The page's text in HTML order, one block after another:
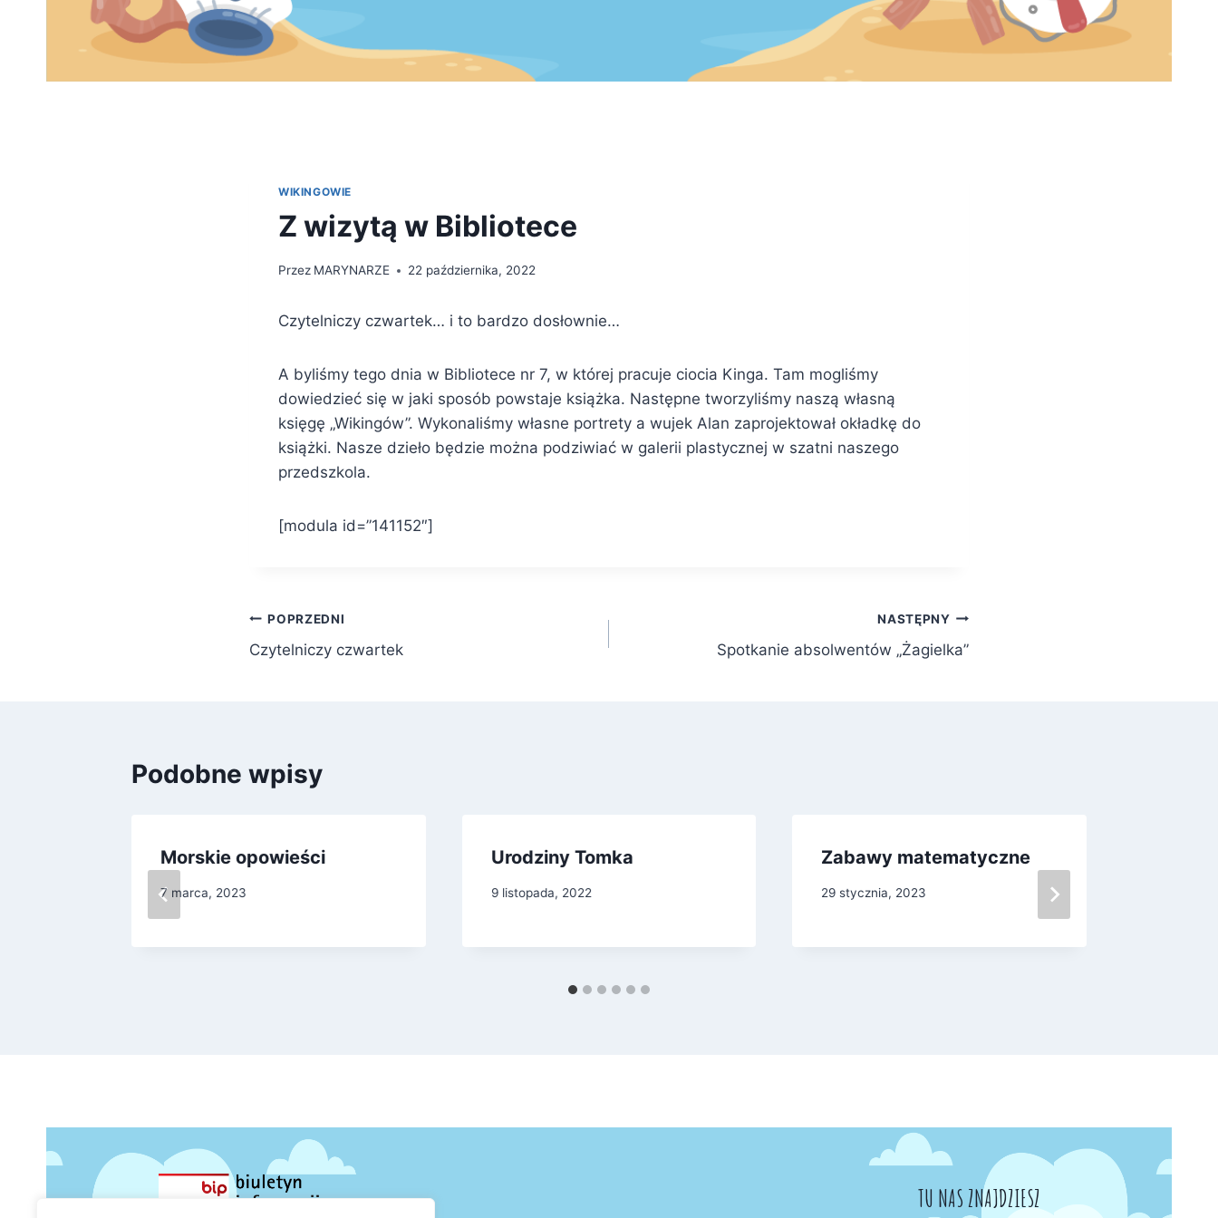
WIKINGOWIE
Z wizytą w Bibliotece
Przez MARYNARZE 22 października, 2022
Czytelniczy czwartek… i to bardzo dosłownie…
A byliśmy tego dnia w Bibliotece nr 7, w której pracuje ciocia Kinga. Tam mogliśmy
dowiedzieć się w jaki sposób powstaje książka. Następne tworzyliśmy naszą własną
księgę „Wikingów”. Wykonaliśmy własne portrety a wujek Alan zaprojektował okładkę do
książki. Nasze dzieło będzie można podziwiać w galerii plastycznej w szatni naszego
przedszkola.
[modula id=”141152″]
Nawigacja
wpisu
POPRZEDNI
Czytelniczy czwartek
NASTĘPNY
Spotkanie absolwentów „Żagielka”
Podobne wpisy
Morskie opowieści
7 marca, 2023
Urodziny Tomka
9 listopada, 2022
Zabawy matematyczne
29 stycznia, 2023
TU NAS ZNAJDZIESZ